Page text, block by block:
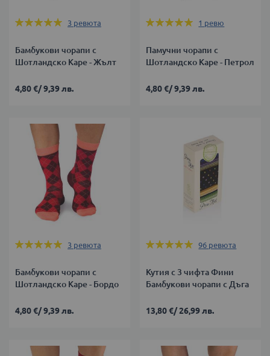
Оценка:
3 ревюта
Бамбукови чорапи с
Шотландско Каре - Жълт
4,80 €/9,39 лв.
Оценка:
1 ревю
Памучни чорапи с
Шотландско Каре - Петрол
4,80 €/9,39 лв.
Оценка:
3 ревюта
Бамбукови чорапи с
Шотландско Каре - Бордо
4,80 €/9,39 лв.
Оценка:
96 ревюта
Кутия с 3 чифта Фини
Бамбукови чорапи с Дъга
13,80 €/26,99 лв.